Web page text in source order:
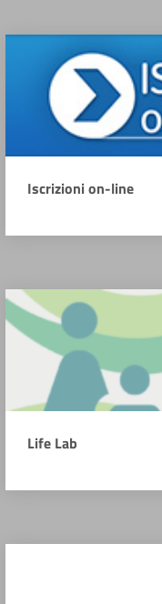
Iscrizioni on-line
Life Lab